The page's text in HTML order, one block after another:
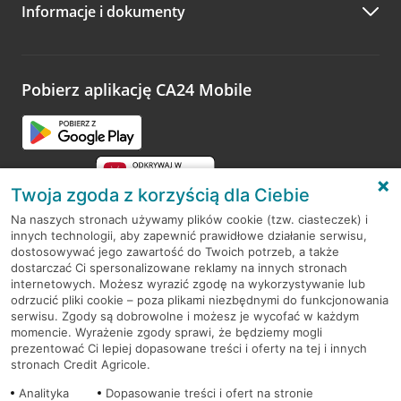
Zachęcamy do podzielenia się z nami opinią o wizycie.
opinie.
Informacje i dokumenty
Pobierz aplikację CA24 Mobile
RODO
Regulamin serwisu
Mapa serwisu
PolitykaCookies
Twoja zgoda z korzyścią dla Ciebie
Na naszych stronach używamy plików cookie (tzw. ciasteczek) i
innych technologii, aby zapewnić prawidłowe działanie serwisu,
dostosowywać jego zawartość do Twoich potrzeb, a także
dostarczać Ci spersonalizowane reklamy na innych stronach
internetowych. Możesz wyrazić zgodę na wykorzystywanie lub
odrzucić pliki cookie – poza plikami niezbędnymi do funkcjonowania
serwisu. Zgody są dobrowolne i możesz je wycofać w każdym
momencie. Wyrażenie zgody sprawi, że będziemy mogli
prezentować Ci lepiej dopasowane treści i oferty na tej i innych
stronach Credit Agricole.
Analityka
Dopasowanie treści i ofert na stronie